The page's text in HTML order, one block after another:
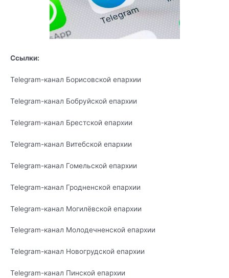
Ссылки:
Telegram-канал Борисовской епархии
Telegram-канал Бобруйской епархии
Telegram-канал Брестской епархии
Telegram-канал Витебской епархии
Telegram-канал Гомельской епархии
Telegram-канал Гродненской епархии
Telegram-канал Могилёвской епархии
Telegram-канал Молодечненской епархии
Telegram-канал Новогрудской епархии
Telegram-канал Пинской епархии